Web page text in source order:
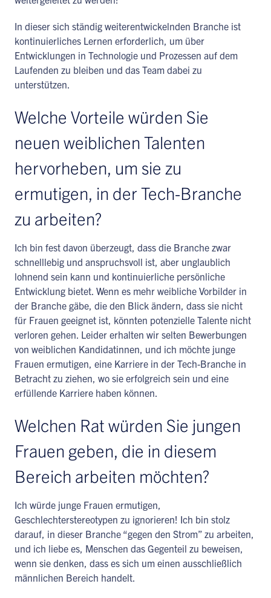
In dieser sich ständig weiterentwickelnden Branche ist
kontinuierliches Lernen erforderlich, um über
Entwicklungen in Technologie und Prozessen auf dem
Laufenden zu bleiben und das Team dabei zu
unterstützen.
Welche Vorteile würden Sie
neuen weiblichen Talenten
hervorheben, um sie zu
ermutigen, in der Tech-Branche
zu arbeiten?
Ich bin fest davon überzeugt, dass die Branche zwar
schnelllebig und anspruchsvoll ist, aber unglaublich
lohnend sein kann und kontinuierliche persönliche
Entwicklung bietet. Wenn es mehr weibliche Vorbilder in
der Branche gäbe, die den Blick ändern, dass sie nicht
für Frauen geeignet ist, könnten potenzielle Talente nicht
verloren gehen. Leider erhalten wir selten Bewerbungen
von weiblichen Kandidatinnen, und ich möchte junge
Frauen ermutigen, eine Karriere in der Tech-Branche in
Betracht zu ziehen, wo sie erfolgreich sein und eine
erfüllende Karriere haben können.
Welchen Rat würden Sie jungen
Frauen geben, die in diesem
Bereich arbeiten möchten?
Ich würde junge Frauen ermutigen,
Geschlechterstereotypen zu ignorieren! Ich bin stolz
darauf, in dieser Branche “gegen den Strom” zu arbeiten,
und ich liebe es, Menschen das Gegenteil zu beweisen,
wenn sie denken, dass es sich um einen ausschließlich
männlichen Bereich handelt.